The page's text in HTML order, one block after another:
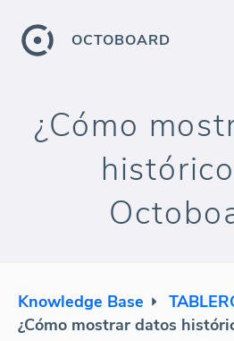
OCTOBOARD
¿Cómo
Knowledge Base
¿Cómo mostrar datos